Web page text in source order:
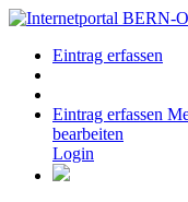
Eintrag erfassen
Eintrag erfassen
bearbeiten
Login